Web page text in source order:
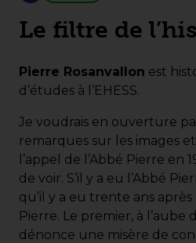
Le filtre de
Pierre Rosanvallon est
d’études à l’EHESS.
Je voudrais en ouverture
remarques sur les images et
l’appel de l’Abbé Pierre en
de voir. S’il y a eu l’Abbé
qu’il y a eu trente ans
Pierre. Le premier, à l’aube
dénonce une misère de